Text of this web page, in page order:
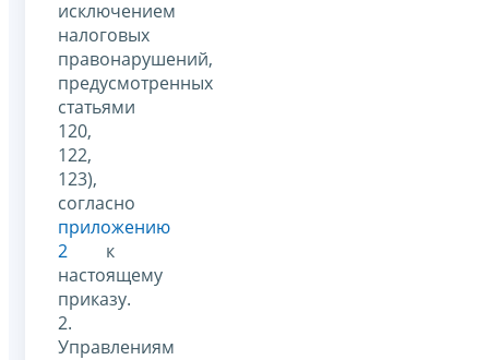
исключением
налоговых
правонарушений,
предусмотренных
статьями
120,
122,
123),
согласно
приложению
2 к
настоящему
приказу.
2.
Управлениям